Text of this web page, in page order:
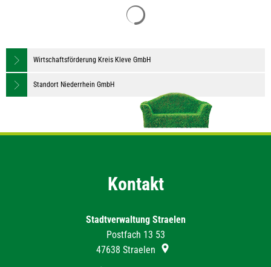
Wirtschaftsförderung Kreis Kleve GmbH
Standort Niederrhein GmbH
Kontakt
Stadtverwaltung Straelen
Postfach 13 53
47638 Straelen